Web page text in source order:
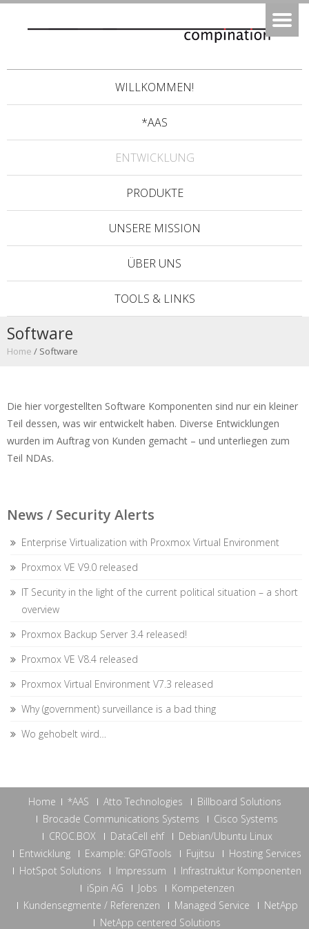
WILLKOMMEN!
*AAS
ENTWICKLUNG
PRODUKTE
UNSERE MISSION
ÜBER UNS
TOOLS & LINKS
Software
Home / Software
Die hier vorgestellten Software Komponenten sind nur ein kleiner
Teil dessen, was wir entwickelt haben. Diverse Entwicklungen
wurden im Auftrag von Kunden gemacht – und unterliegen zum
Teil NDAs.
News / Security Alerts
Enterprise Virtualization with Proxmox Virtual Environment
Proxmox VE V9.0 released
IT Security in the light of the current political situation – a short
overview
Proxmox Backup Server 3.4 released!
Proxmox VE V8.4 released
Proxmox Virtual Environment V7.3 released
Why (government) surveillance is a bad thing
Wo gehobelt wird…
Home *AAS Atto Technologies
Billboard Solutions
Brocade Communications Systems
Cisco Systems
CROC.BOX
DataCell ehf
Debian/Ubuntu Linux
Entwicklung
Example: GPGTools Fujitsu
Hosting Services
HotSpot Solutions
Impressum
Infrastruktur Komponenten
iSpin AG
Jobs
Kompetenzen
Kundensegmente / Referenzen
Managed Service
NetApp
NetApp centered Solutions